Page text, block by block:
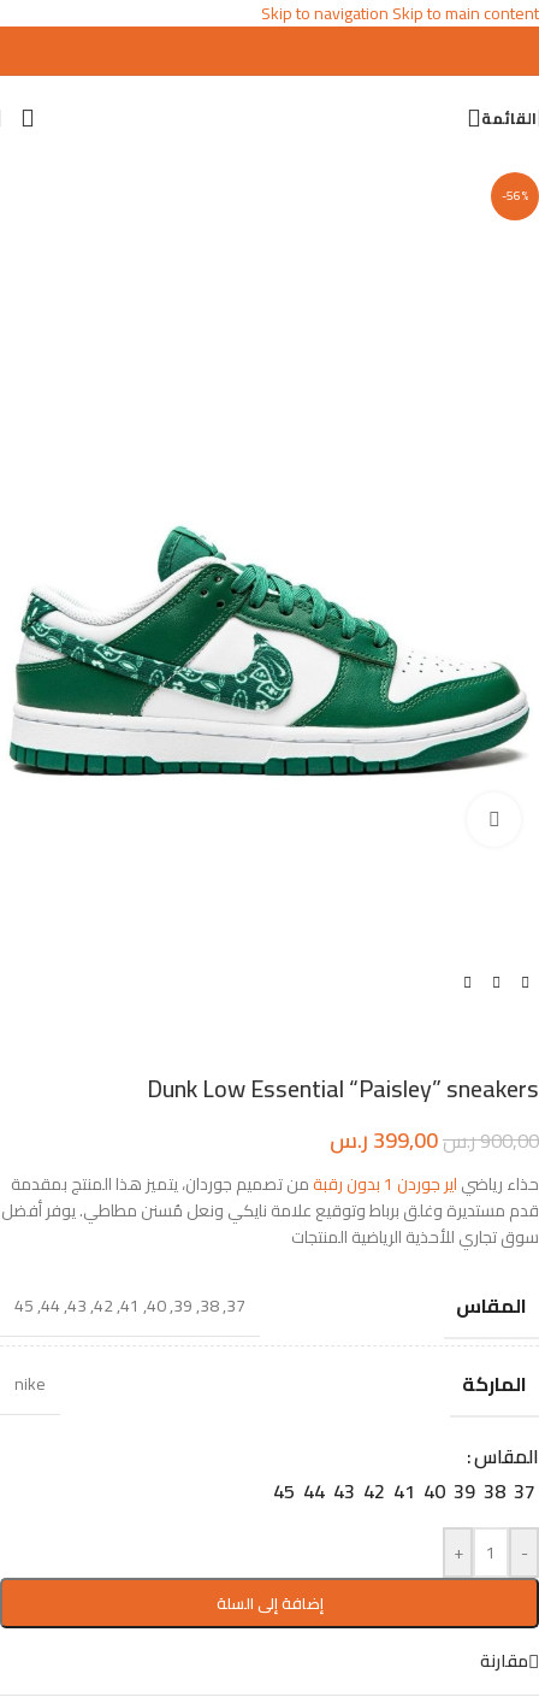
Skip to navigationSkip to main content
القائمة
-56%
Dunk Low Essential “Paisley” sneakers
900,00ر.س399,00ر.س
حذاء رياضياير جوردن 1 بدون رقبة
من تصميم جوردان، يتميز هذا المنتج بمقدمة
قدم مستديرة وغلق برباط وتوقيع علامة نايكي ونعل مُسنن مطاطي. يوفر أفضل
سوق تجاري للأحذية الرياضية المنتجات
المقاس 37
,
38
,
39
,
40
,
41
,
42
,
43
,
44
,
45
الماركة nike
المقاس
37
38
39
40
41
42
43
44
45
-
+
إضافة إلى السلة
مقارنة